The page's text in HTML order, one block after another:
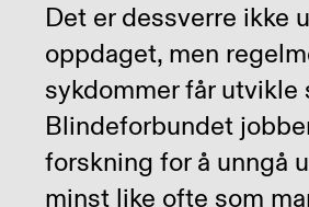
Det er dessverre ikke
oppdaget, men
sykdommer får
Blindeforbundet
forskning for å unngå
minst like ofte som